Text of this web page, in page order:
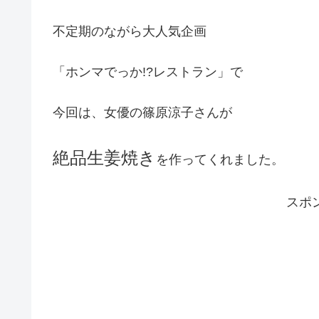
不定期のながら大人気企画
「ホンマでっか!?レストラン」で
今回は、女優の篠原涼子さんが
絶品生姜焼き を作ってくれました。
スポ